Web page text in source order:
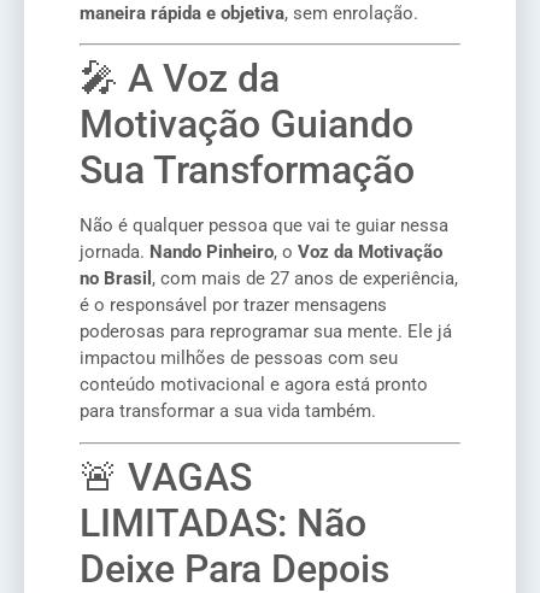
maneira rápida e objetiva, sem enrolação.
🎤 A Voz da
Motivação Guiando
Sua Transformação
Não é qualquer pessoa que vai te guiar nessa
jornada. Nando Pinheiro, o Voz da Motivação
no Brasil , com mais de 27 anos de experiência,
é o responsável por trazer mensagens
poderosas para reprogramar sua mente. Ele já
impactou milhões de pessoas com seu
conteúdo motivacional e agora está pronto
para transformar a sua vida também.
🚨 VAGAS
LIMITADAS: Não
Deixe Para Depois